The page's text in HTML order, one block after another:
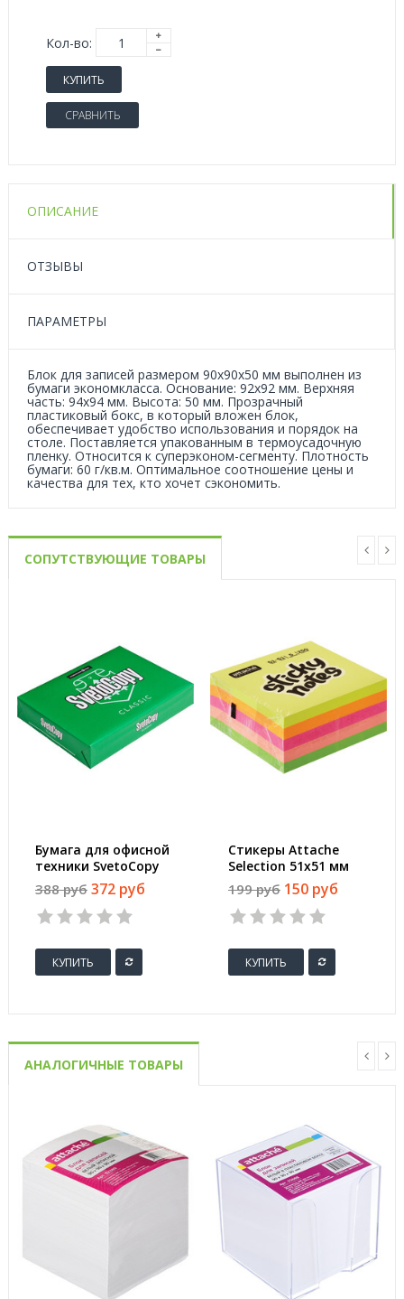
Кол-во:
КУПИТЬ
СРАВНИТЬ
ОПИСАНИЕ
ОТЗЫВЫ
ПАРАМЕТРЫ
Блок для записей размером 90x90х50 мм выполнен из
бумаги экономкласса. Основание: 92х92 мм. Верхняя
часть: 94х94 мм. Высота: 50 мм. Прозрачный
пластиковый бокс, в который вложен блок,
обеспечивает удобство использования и порядок на
столе. Поставляется упакованным в термоусадочную
пленку. Относится к суперэконом-сегменту. Плотность
бумаги: 60 г/кв.м. Оптимальное соотношение цены и
качества для тех, кто хочет сэкономить.
СОПУТСТВУЮЩИЕ ТОВАРЫ
Бумага для офисной
техники SvetoCopy
(A4, марка C, 80 г/
кв.м, 500 листов)
388 руб 372 руб
КУПИТЬ
Стикеры Attache
Selection 51х51 мм
неоновые 5 цветов
(1 блок, 250 листов)
199 руб 150 руб
КУПИТЬ
АНАЛОГИЧНЫЕ ТОВАРЫ